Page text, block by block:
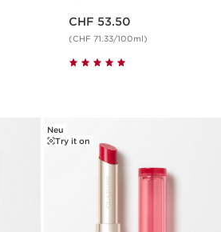
CHF 53.50
(CHF 71.33/100ml)
Neu
Try it on